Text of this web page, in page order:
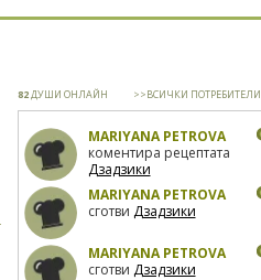
82ДУШИ ОНЛАЙН >>ВСИЧКИ ПОТРЕБИТЕЛИ
MARIYANA PETROVA
коментира рецептата
Дзадзики
MARIYANA PETROVA
сготви Дзадзики
MARIYANA PETROVA
сготви Дзадзики